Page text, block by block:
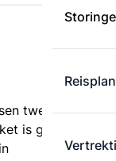
twee
is gebaseerd